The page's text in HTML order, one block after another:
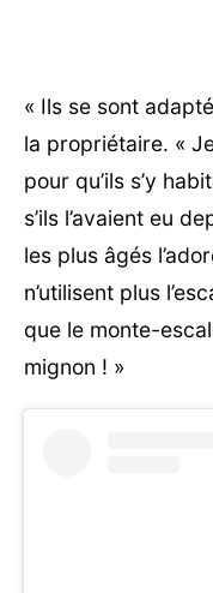
« Ils se sont
la propriétaire. «
pour qu’ils s’y
s’ils l’avaient eu
les plus âgés
n’utilisent plus
que le monte-
mignon ! »